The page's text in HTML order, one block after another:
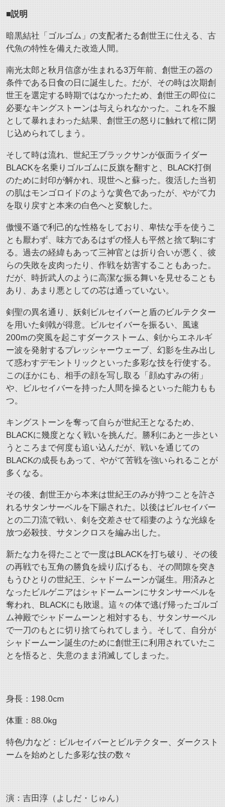
■説明
暗黒結社「ゴルゴム」の支配者たる創世王に仕える、古
代魚の特性を備えた改造人間。
南光太郎と秋月信彦が生まれる3万年前、創世王の器の
条件である日食の日に誕生した。だが、その時は次期創
世王を選定する時期ではなかったため、創世王の即位に
必要なキングストーンは与えられなかった。これを不服
として暴れまわった結果、創世王の怒りに触れて棺に閉
じ込められてしまう。
そして時は流れ、世紀王ブラックサンが仮面ライダー
BLACKを名乗りゴルゴムに反旗を翻すと、BLACK打倒
のために封印が解かれ、現世へと蘇った。復活した当初
の肌はモンゴロイドのような黄色であったが、やがて力
を取り戻すと本来の白色へと変貌した。
傲慢不遜で利己的な性格をしており、卑怯な手を使うこ
とも厭わず、味方であるはずの怪人も平然と捨て駒にす
る。過去の経緯もあって三神官とは折り合いが悪く、彼
らの失敗を皮肉ったり、作戦を妨害することもあった。
だが、時折武人のように高潔な振る舞いを見せることも
あり、あまり悪としての芯は通っていない。
剣聖の異名通り、妖剣ビルセイバーと盾のビルテクター
を用いた剣戟が得意。ビルセイバーを振るい、風速
200mの突風を起こすダークストーム、剣からエネルギ
ー波を発射するプレッシャーウェーブ、幻影を生み出し
て惑わすデモントリックといった多彩な技を行使する。
このほかにも、相手の顔を写し取る「顔ぬすみの術」
や、ビルセイバーを持った人間を操るといった能力もも
つ。
キングストーンを奪って自らが世紀王となるため、
BLACKに幾度となく戦いを挑んだ。勝利にあと一歩とい
うところまで何度も追い込んだが、戦いを通じての
BLACKの成長もあって、やがて苦戦を強いられることが
多くなる。
その後、創世王から本来は世紀王のみが持つことを許さ
れるサタンサーベルを下賜された。以後はビルセイバー
との二刀流で戦い、剣を交差させて稲妻のような光線を
放つ必殺技、サタンクロスを編み出した。
新たな力を得たことで一度はBLACKを打ち破り、その後
の再戦でも互角の勝負を繰り広げるも、その間隙を突き
もうひとりの世紀王、シャドームーンが誕生。用済みと
なったビルゲニアはシャドームーンにサタンサーベルを
奪われ、BLACKにも敗退。這々の体で逃げ帰ったゴルゴ
ム神殿でシャドームーンと相対するも、サタンサーベル
で一刀のもとに切り捨てられてしまう。そして、自分が
シャドームーン誕生のために創世王に利用されていたこ
とを悟ると、失意のまま消滅してしまった。
身長：198.0cm
体重：88.0kg
特色/力など：ビルセイバーとビルテクター、ダークスト
ームを始めとした多彩な技の数々
演：吉田淳（よしだ・じゅん）